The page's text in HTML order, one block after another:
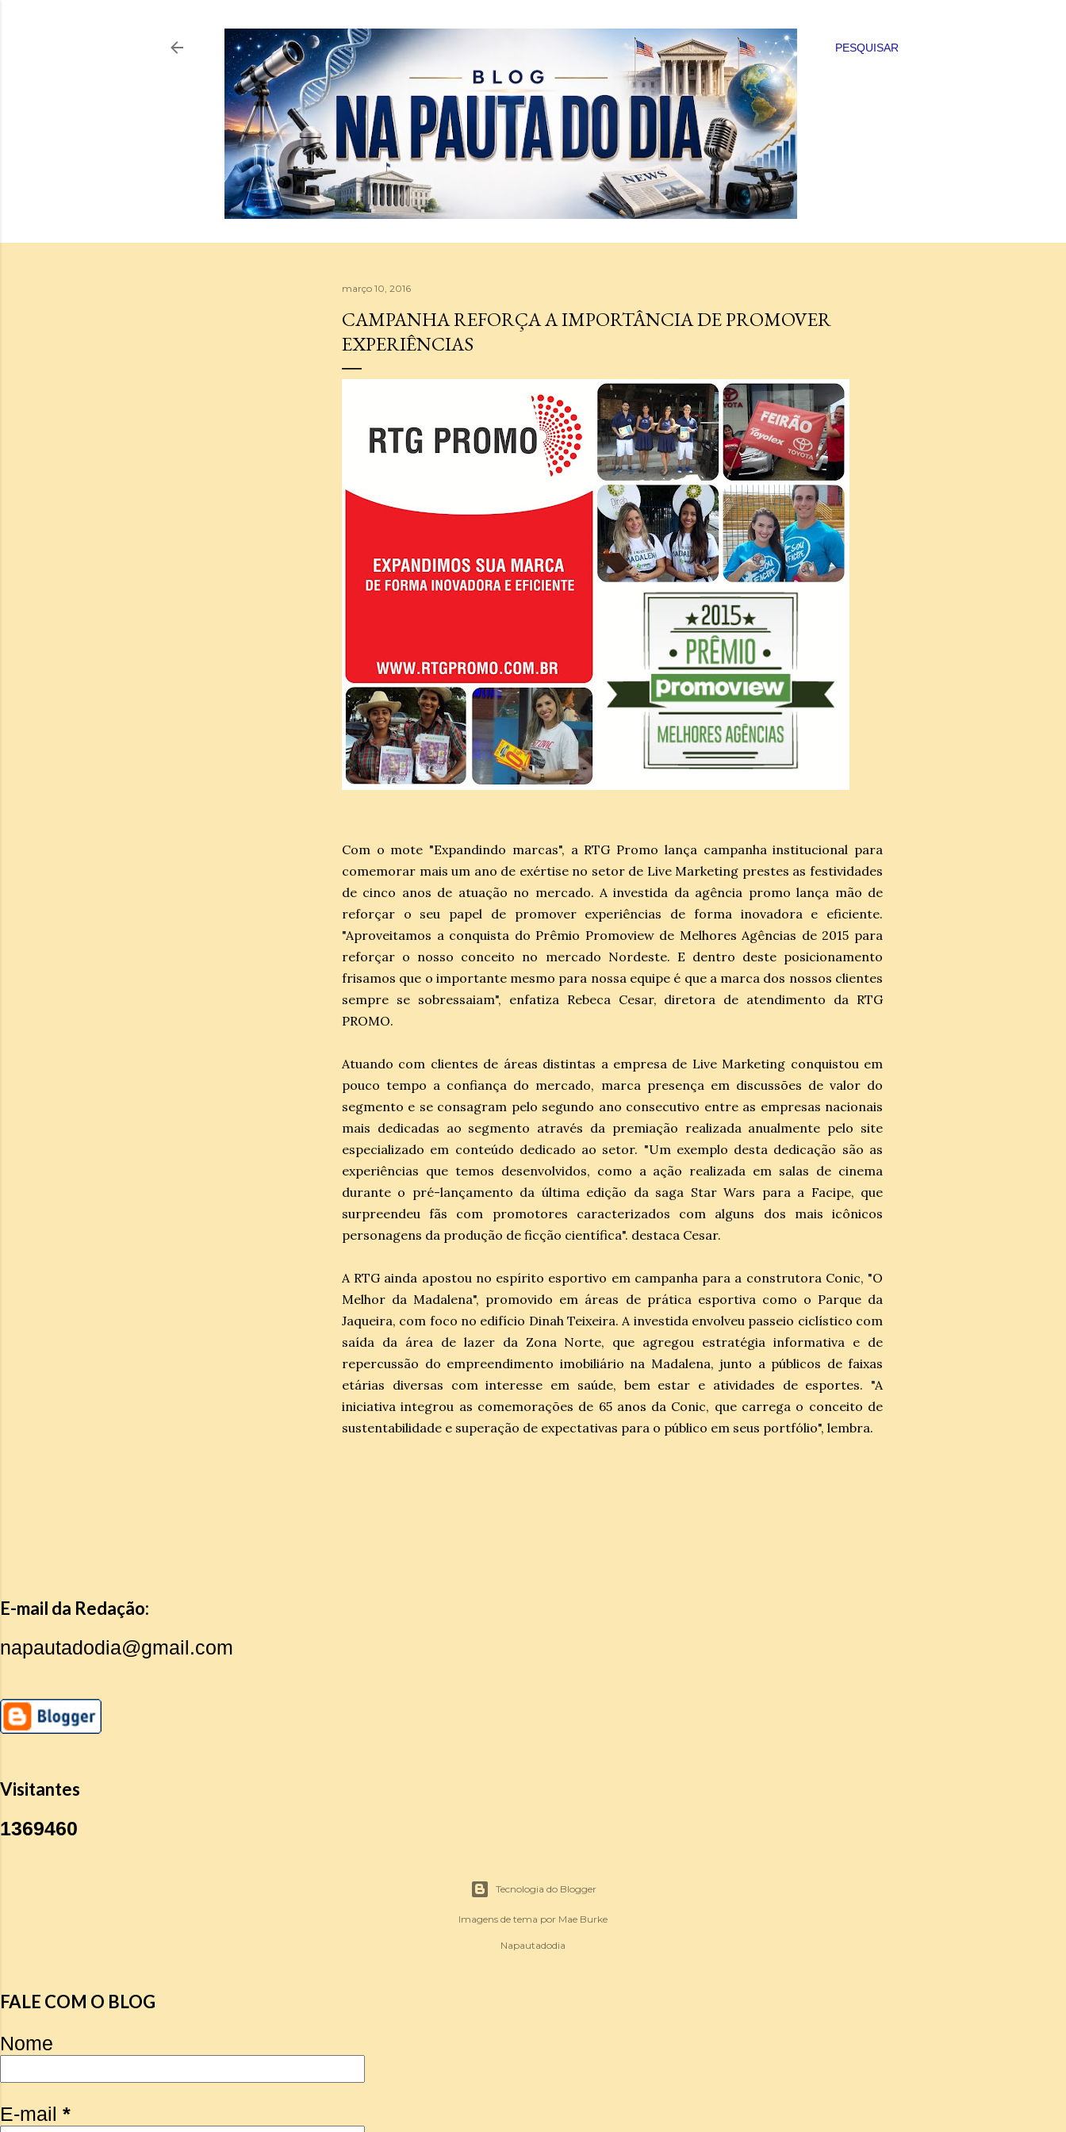
PESQUISAR
março 10, 2016
CAMPANHA REFORÇA A IMPORTÂNCIA DE PROMOVER
EXPERIÊNCIAS
Com o mote "Expandindo marcas", a RTG Promo lança campanha institucional para
comemorar mais um ano de exértise no setor de Live Marketing prestes as festividades
de cinco anos de atuação no mercado. A investida da agência promo lança mão de
reforçar o seu papel de promover experiências de forma inovadora e eficiente.
"Aproveitamos a conquista do Prêmio Promoview de Melhores Agências de 2015 para
reforçar o nosso conceito no mercado Nordeste. E dentro deste posicionamento
frisamos que o importante mesmo para nossa equipe é que a marca dos nossos clientes
sempre se sobressaiam", enfatiza Rebeca Cesar, diretora de atendimento da RTG
PROMO.
Atuando com clientes de áreas distintas a empresa de Live Marketing conquistou em
pouco tempo a confiança do mercado, marca presença em discussões de valor do
segmento e se consagram pelo segundo ano consecutivo entre as empresas nacionais
mais dedicadas ao segmento através da premiação realizada anualmente pelo site
especializado em conteúdo dedicado ao setor. "Um exemplo desta dedicação são as
experiências que temos desenvolvidos, como a ação realizada em salas de cinema
durante o pré-lançamento da última edição da saga Star Wars para a Facipe, que
surpreendeu fãs com promotores caracterizados com alguns dos mais icônicos
personagens da produção de ficção científica". destaca Cesar.
A RTG ainda apostou no espírito esportivo em campanha para a construtora Conic, "O
Melhor da Madalena", promovido em áreas de prática esportiva como o Parque da
Jaqueira, com foco no edifício Dinah Teixeira. A investida envolveu passeio ciclístico com
saída da área de lazer da Zona Norte, que agregou estratégia informativa e de
repercussão do empreendimento imobiliário na Madalena, junto a públicos de faixas
etárias diversas com interesse em saúde, bem estar e atividades de esportes. "A
iniciativa integrou as comemorações de 65 anos da Conic, que carrega o conceito de
sustentabilidade e superação de expectativas para o público em seus portfólio", lembra.
E-mail da Redação:
napautadodia@gmail.com
Visitantes
1369460
Tecnologia do Blogger
Imagens de tema por Mae Burke
Napautadodia
FALE COM O BLOG
Nome
E-mail *